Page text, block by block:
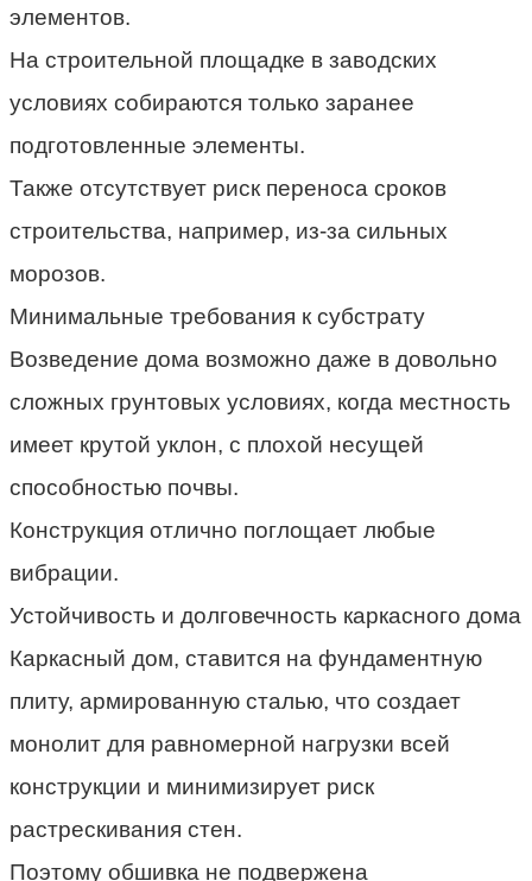
элементов.
На строительной площадке в заводских
условиях собираются только заранее
подготовленные элементы.
Также отсутствует риск переноса сроков
строительства, например, из-за сильных
морозов.
Минимальные требования к субстрату
Возведение дома возможно даже в довольно
сложных грунтовых условиях, когда местность
имеет крутой уклон, с плохой несущей
способностью почвы.
Конструкция отлично поглощает любые
вибрации.
Устойчивость и долговечность каркасного дома
Каркасный дом, ставится на фундаментную
плиту, армированную сталью, что создает
монолит для равномерной нагрузки всей
конструкции и минимизирует риск
растрескивания стен.
Поэтому обшивка не подвержена